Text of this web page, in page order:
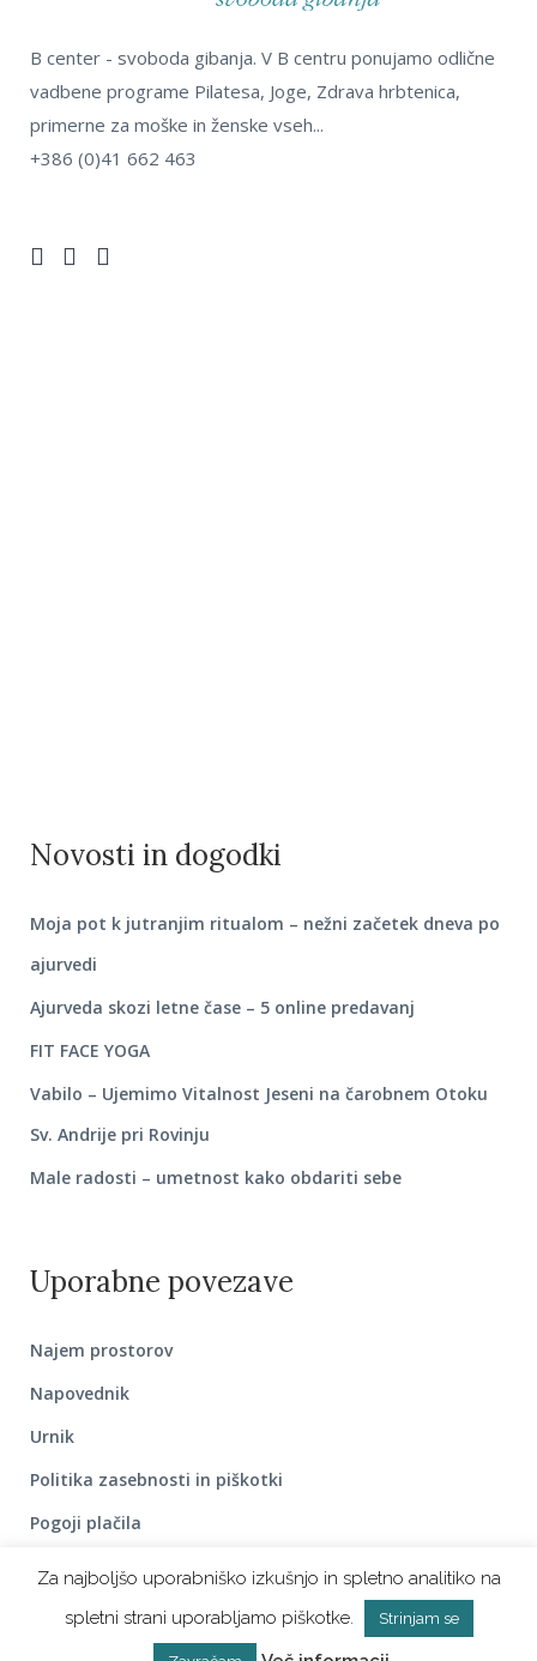
B center - svoboda gibanja. V B centru ponujamo odlične
vadbene programe Pilatesa, Joge, Zdrava hrbtenica,
primerne za moške in ženske vseh...
+386 (0)41 662 463
Novosti in dogodki
Moja pot k jutranjim ritualom – nežni začetek dneva po
ajurvedi
Ajurveda skozi letne čase – 5 online predavanj
FIT FACE YOGA
Vabilo – Ujemimo Vitalnost Jeseni na čarobnem Otoku
Sv. Andrije pri Rovinju
Male radosti – umetnost kako obdariti sebe
Uporabne povezave
Najem prostorov
Napovednik
Urnik
Politika zasebnosti in piškotki
Pogoji plačila
@2018 B center, vse pravice pridržane | Politika zasebnosti
Za najboljšo uporabniško izkušnjo in spletno analitiko na
spletni strani uporabljamo piškotke.
Strinjam se